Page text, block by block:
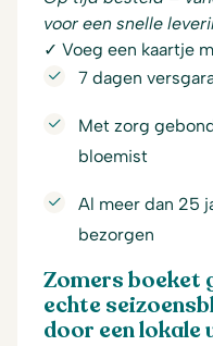
voor een snelle
✓ Voeg een kaartje
7 dagen
Met zorg
bloemist
Al meer dan 25
bezorgen
Zomers boeket
echte
door een lokale